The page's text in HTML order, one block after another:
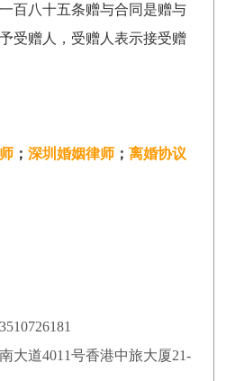
八十五条赠与合同是赠与
受赠人，受赠人表示接受赠
； 深圳 婚姻律师； 离婚协议
大道4011号香港中旅大厦21-